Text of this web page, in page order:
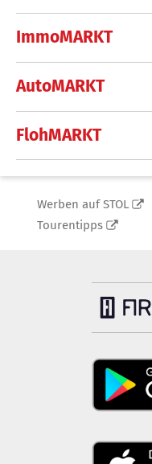
ImmoMARKT
AutoMARKT
FlohMARKT
Werben auf STOL
Tourentipps